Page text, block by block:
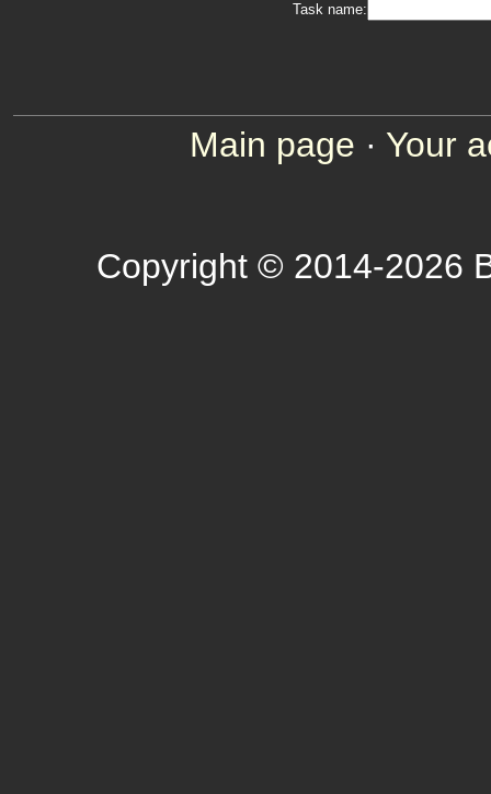
Task name:
Main page · Your
Copyright © 2014-2026